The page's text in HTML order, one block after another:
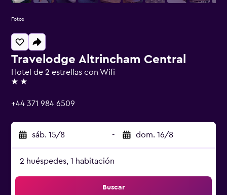
Travelodge Altrincham Central
Hotel de 2 estrellas con Wifi
2 estrellas
+44 371 984 6509
sáb. 15/8 - dom. 16/8
2 huéspedes, 1 habitación
Buscar
Fotos